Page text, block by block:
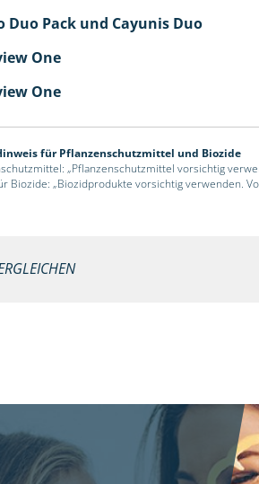
Duo Pack und Cayunis Duo
One
One
für Pflanzenschutzmittel und Biozide
„Pflanzenschutzmittel vorsichtig
Biozide: „Biozidprodukte vorsichtig verwenden.